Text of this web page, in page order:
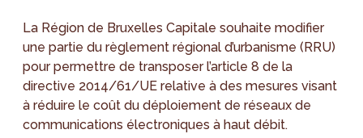
La Région de Bruxelles Capitale souhaite modifier
une partie du règlement régional d’urbanisme (RRU)
pour permettre de transposer l’article 8 de la
directive 2014/61/UE relative à des mesures visant
à réduire le coût du déploiement de réseaux de
communications électroniques à haut débit.